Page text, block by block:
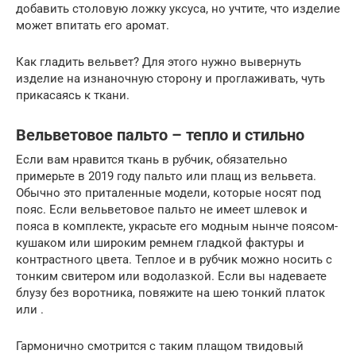
добавить столовую ложку уксуса, но учтите, что изделие
может впитать его аромат.
Как гладить вельвет? Для этого нужно вывернуть
изделие на изнаночную сторону и проглаживать, чуть
прикасаясь к ткани.
Вельветовое пальто – тепло и стильно
Если вам нравится ткань в рубчик, обязательно
примерьте в 2019 году пальто или плащ из вельвета.
Обычно это приталенные модели, которые носят под
пояс. Если вельветовое пальто не имеет шлевок и
пояса в комплекте, украсьте его модным нынче поясом-
кушаком или широким ремнем гладкой фактуры и
контрастного цвета. Теплое и в рубчик можно носить с
тонким свитером или водолазкой. Если вы надеваете
блузу без воротника, повяжите на шею тонкий платок
или .
Гармонично смотрится с таким плащом твидовый